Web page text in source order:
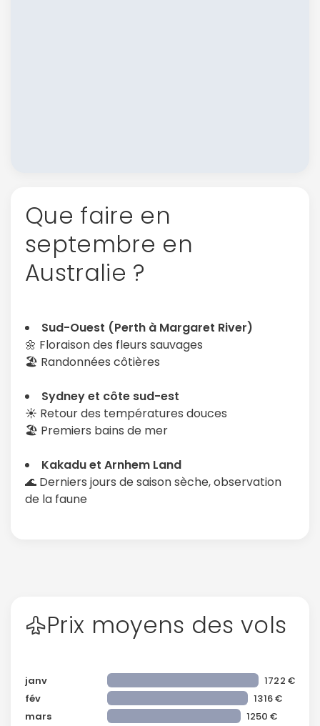
Que faire en
septembre en
Australie ?
Sud-Ouest (Perth à Margaret River)
🌼 Floraison des fleurs sauvages
🏖️ Randonnées côtières
Sydney et côte sud-est
☀️ Retour des températures douces
🏖️ Premiers bains de mer
Kakadu et Arnhem Land
🌊 Derniers jours de saison sèche, observation
de la faune
Prix moyens des vols
janv
1722 €
fév
1316 €
mars
1250 €